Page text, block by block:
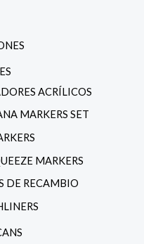
ACRÍLICOS
MARKERS SET
MARKERS
DE RECAMBIO